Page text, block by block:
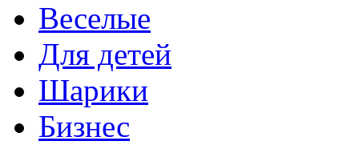
Веселые
Для детей
Шарики
Бизнес